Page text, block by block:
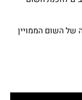
של השום הממויין